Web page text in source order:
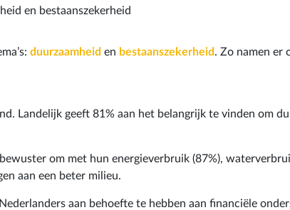
en bestaanszekerheid
duurzaamheid en bestaanszekerheid. Zo namen er
Landelijk geeft 81% aan het belangrijk te vinden om
om met hun energieverbruik (87%),
aan een beter milieu.
aan behoefte te hebben aan financiële